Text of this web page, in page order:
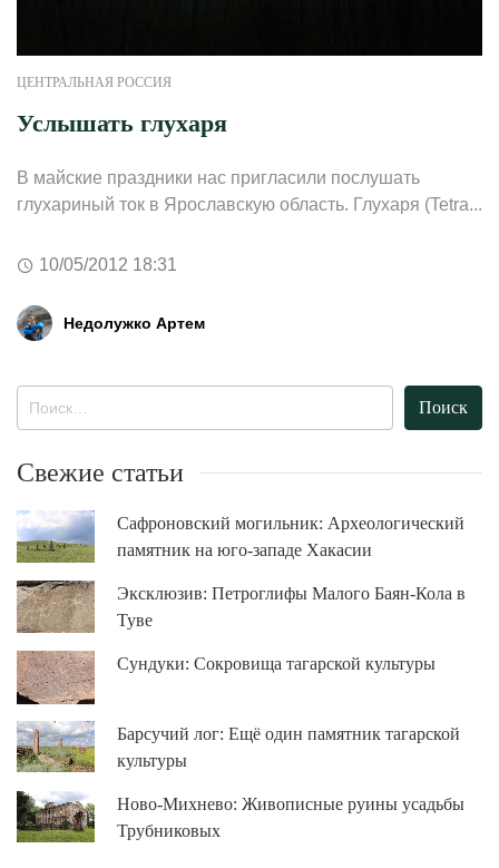
ЦЕНТРАЛЬНАЯ РОССИЯ
Услышать глухаря
В майские праздники нас пригласили послушать
глухариный ток в Ярославскую область. Глухаря (Tetra...
10/05/2012 18:31
Недолужко Артем
Свежие статьи
Сафроновский могильник: Археологический
памятник на юго-западе Хакасии
Эксклюзив: Петроглифы Малого Баян-Кола в
Туве
Сундуки: Сокровища тагарской культуры
Барсучий лог: Ещё один памятник тагарской
культуры
Ново-Михнево: Живописные руины усадьбы
Трубниковых